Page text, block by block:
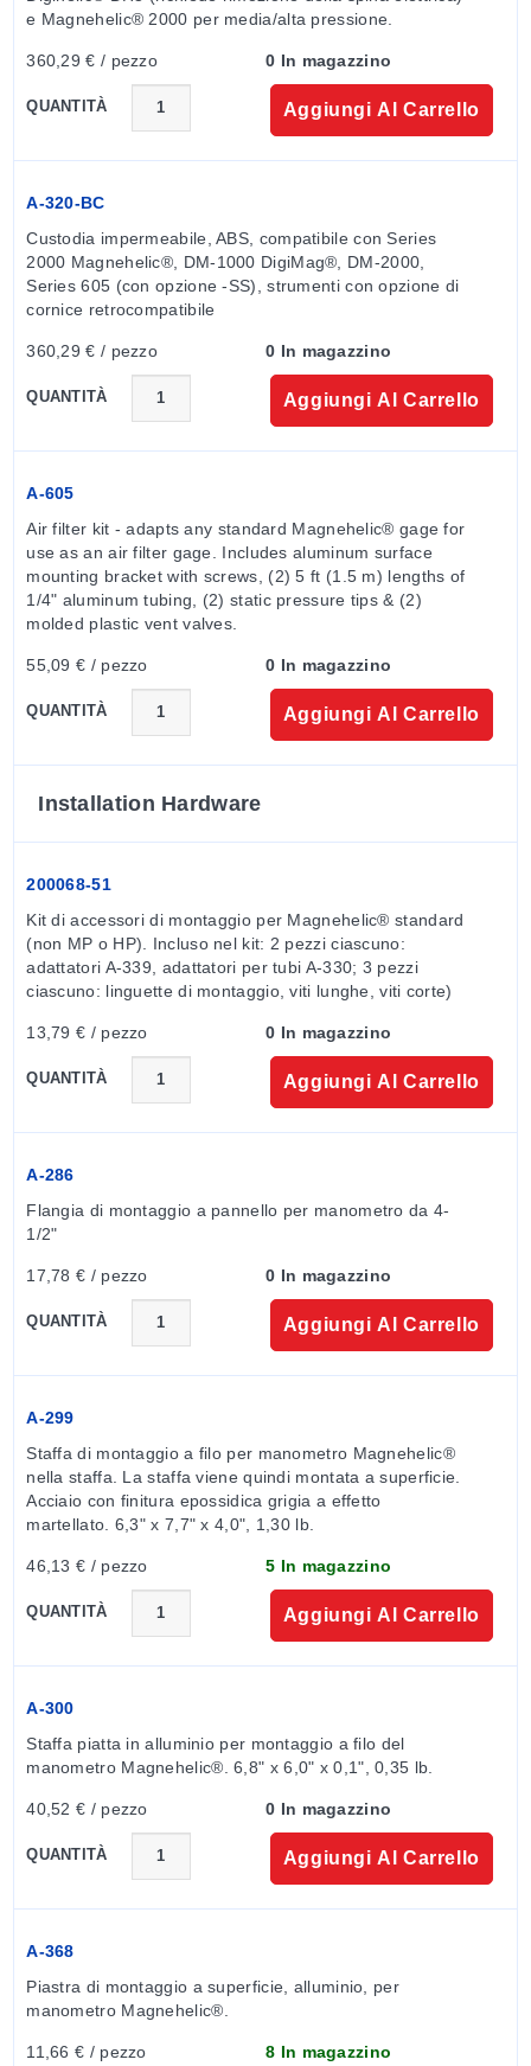
e Magnehelic® 2000 per media/alta pressione.
360,29 € / pezzo 0 In magazzino
QUANTITÀ Aggiungi Al Carrello
A-320-BC
Custodia impermeabile, ABS, compatibile con Series
2000 Magnehelic®, DM-1000 DigiMag®, DM-2000,
Series 605 (con opzione -SS), strumenti con opzione di
cornice retrocompatibile
360,29 € / pezzo 0 In magazzino
QUANTITÀ Aggiungi Al Carrello
A-605
Air filter kit - adapts any standard Magnehelic® gage for
use as an air filter gage. Includes aluminum surface
mounting bracket with screws, (2) 5 ft (1.5 m) lengths of
1/4" aluminum tubing, (2) static pressure tips & (2)
molded plastic vent valves.
55,09 € / pezzo 0 In magazzino
QUANTITÀ Aggiungi Al Carrello
Installation Hardware
200068-51
Kit di accessori di montaggio per Magnehelic® standard
(non MP o HP). Incluso nel kit: 2 pezzi ciascuno:
adattatori A-339, adattatori per tubi A-330; 3 pezzi
ciascuno: linguette di montaggio, viti lunghe, viti corte)
13,79 € / pezzo 0 In magazzino
QUANTITÀ Aggiungi Al Carrello
A-286
Flangia di montaggio a pannello per manometro da 4-
1/2"
17,78 € / pezzo 0 In magazzino
QUANTITÀ Aggiungi Al Carrello
A-299
Staffa di montaggio a filo per manometro Magnehelic®
nella staffa. La staffa viene quindi montata a superficie.
Acciaio con finitura epossidica grigia a effetto
martellato. 6,3" x 7,7" x 4,0", 1,30 lb.
46,13 € / pezzo 5 In magazzino
QUANTITÀ Aggiungi Al Carrello
A-300
Staffa piatta in alluminio per montaggio a filo del
manometro Magnehelic®. 6,8" x 6,0" x 0,1", 0,35 lb.
40,52 € / pezzo 0 In magazzino
QUANTITÀ Aggiungi Al Carrello
A-368
Piastra di montaggio a superficie, alluminio, per
manometro Magnehelic®.
11,66 € / pezzo 8 In magazzino